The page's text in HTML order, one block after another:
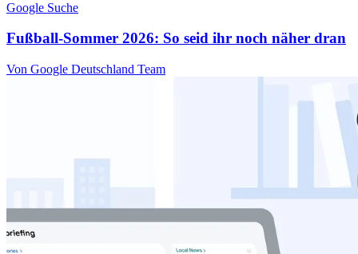
Google Suche
Fußball-Sommer 2026: So seid ihr noch näher dran
Von Google Deutschland Team